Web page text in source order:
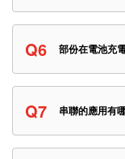
Q6 部份在電池充
Q7 串聯的應用有